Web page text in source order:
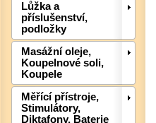
Lůžka a
příslušenství,
podložky
Masážní oleje,
Koupelnové soli,
Koupele
Měřící přístroje,
Stimulátory,
Diktafony, Baterie